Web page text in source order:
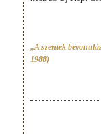
„A szentek
1988)